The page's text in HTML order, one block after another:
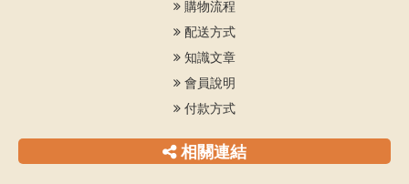
購物流程
配送方式
知識文章
會員說明
付款方式
相關連結